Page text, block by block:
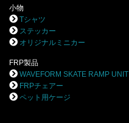
小物
Tシャツ
ステッカー
オリジナルミニカー
FRP製品
WAVEFORM SKATE RAMP UNIT
FRPチェアー
ペット用ケージ